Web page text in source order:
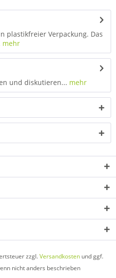
plastikfreier Verpackung. Das
mehr
und diskutieren... mehr
zzgl.Versandkosten und ggf.
nicht anders beschrieben